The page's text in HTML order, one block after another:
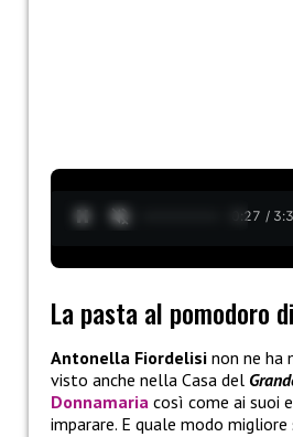
0:28 /
La pasta al pomodoro
Antonella Fiordelisi non ne ha
visto anche nella Casa del
Donnamaria così come ai suoi
imparare. E quale modo